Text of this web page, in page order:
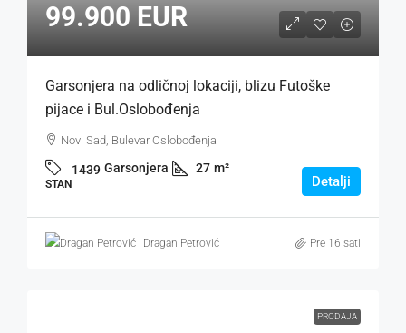
99.900 EUR
Garsonjera na odličnoj lokaciji, blizu Futoške
pijace i Bul.Oslobođenja
Novi Sad, Bulevar Oslobođenja
1439 Garsonjera 27 m²
STAN Detalji
Dragan Petrović Pre 16 sati
PRODAJA